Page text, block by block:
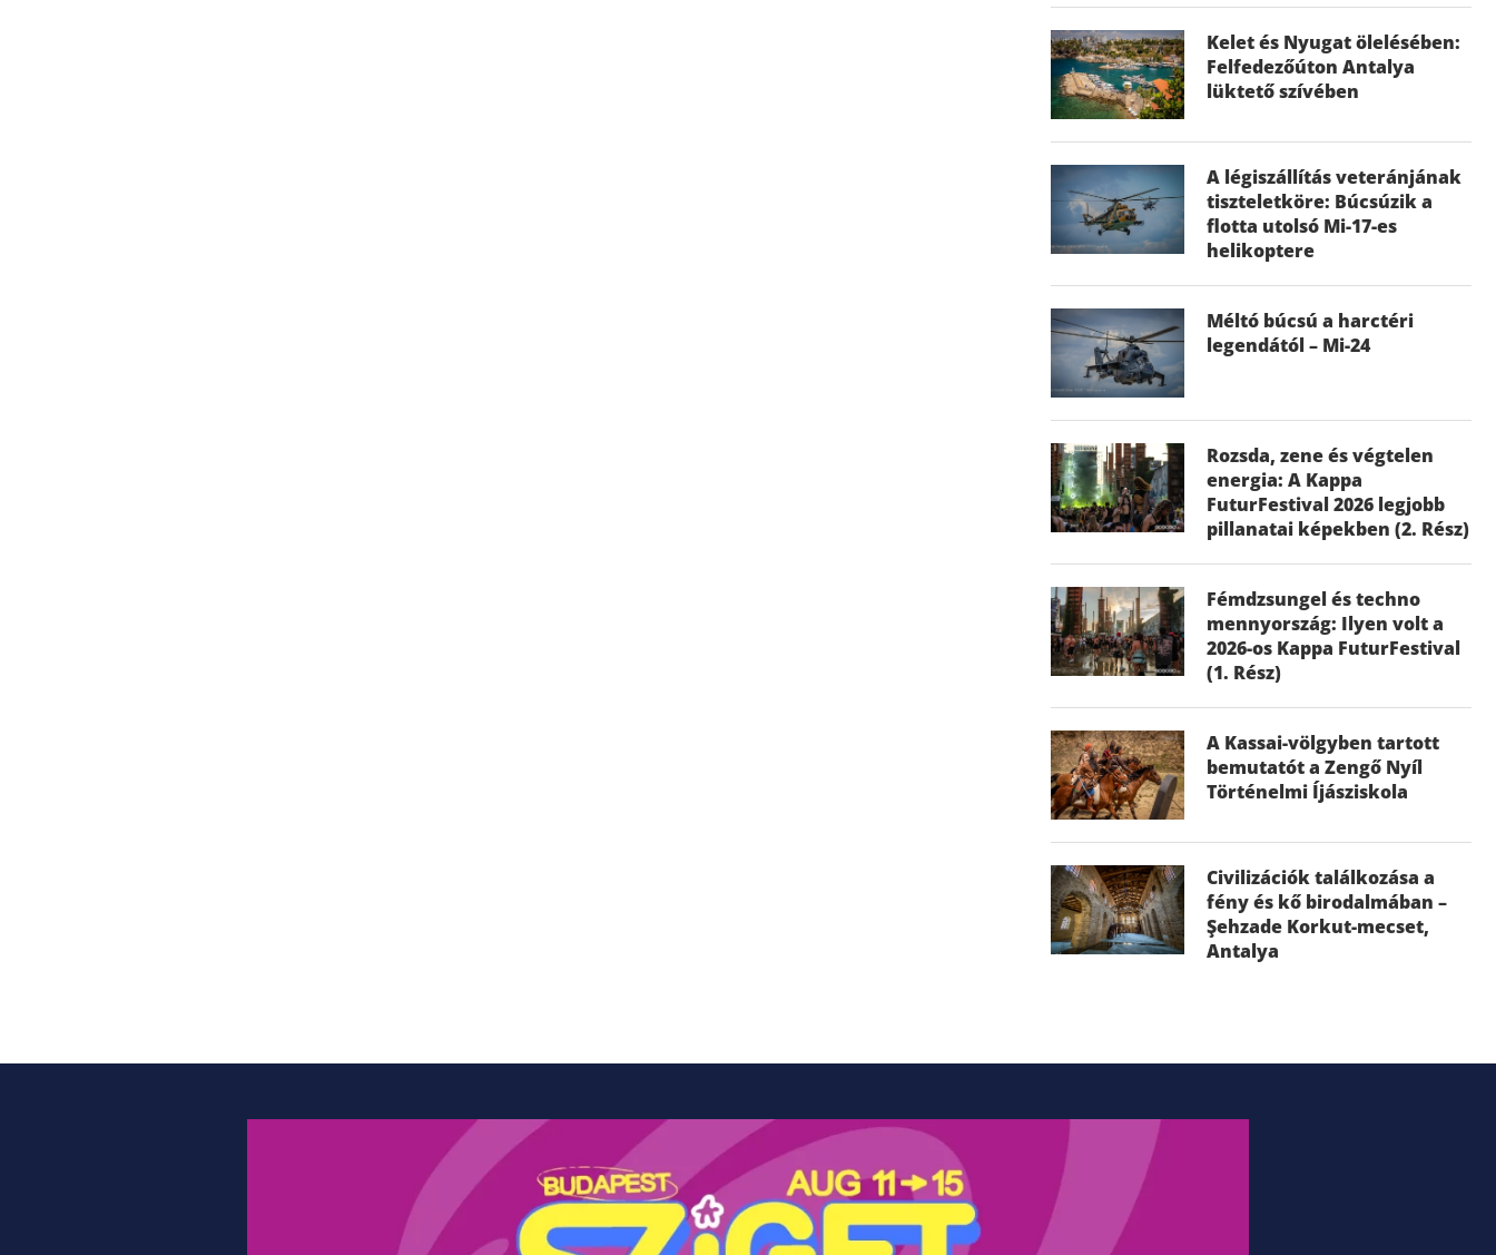
Kelet és Nyugat ölelésében:
Felfedezőúton Antalya
lüktető szívében
A légiszállítás veteránjának
tiszteletköre: Búcsúzik a
flotta utolsó Mi-17-es
helikoptere
Méltó búcsú a harctéri
legendától – Mi-24
Rozsda, zene és végtelen
energia: A Kappa
FuturFestival 2026 legjobb
pillanatai képekben (2. Rész)
Fémdzsungel és techno
mennyország: Ilyen volt a
2026-os Kappa FuturFestival
(1. Rész)
A Kassai-völgyben tartott
bemutatót a Zengő Nyíl
Történelmi Íjásziskola
Civilizációk találkozása a
fény és kő birodalmában –
Şehzade Korkut-mecset,
Antalya